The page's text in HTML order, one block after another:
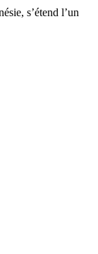
s’étend l’un